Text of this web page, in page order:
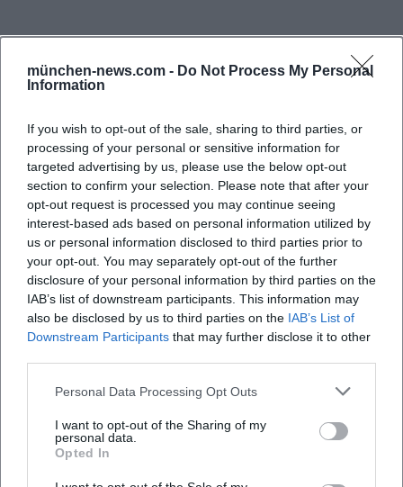
münchen-news.com - Do Not Process My Personal
Information
If you wish to opt-out of the sale, sharing to third parties, or
processing of your personal or sensitive information for
targeted advertising by us, please use the below opt-out
section to confirm your selection. Please note that after your
opt-out request is processed you may continue seeing
interest-based ads based on personal information utilized by
us or personal information disclosed to third parties prior to
your opt-out. You may separately opt-out of the further
disclosure of your personal information by third parties on the
IAB’s list of downstream participants. This information may
also be disclosed by us to third parties on the IAB’s List of
Downstream Participants that may further disclose it to other
Personal Data Processing Opt Outs
I want to opt-out of the Sharing of my
personal data.
Opted In
den zentralen Mobilitätsbausteinen im Münchner
Norden. Die Betreiberseite der P+R Park und Ride
MVV führt 1.276 Pkw-Stellplätze sowie 70 Bus-
Stellplätze an. Damit ist die Anlage die größte P+R-
Anlage im MVV und wird vor allem von Touristen,
Arena-Besuchern und Umsteigern genutzt. Eine
dynamische Schilderbrücke zeigt an, wie viele
Plätze aktuell noch frei sind. Gerade wer nach
Fröttmaning parken, Fröttmaning Parkhaus oder
Fröttmaning freie Plätze sucht, findet hier also
einen klaren realen Ankerpunkt statt nur eine vage
Parkens. In Fröttmaning läuft das P+R-Parken
ticketlos: Die Schranke öffnet sich über die grüne
Taste, ein Papierticket wird nicht mehr
Frequently Asked Questions
Wie komme ich mit der U-Bahn nach